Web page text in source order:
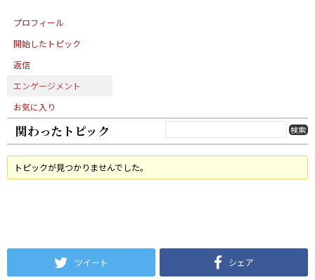
プロフィール
開始したトピック
返信
エンゲージメント
お気に入り
関わったトピック
トピックが見つかりませんでした。
ツイート シェア